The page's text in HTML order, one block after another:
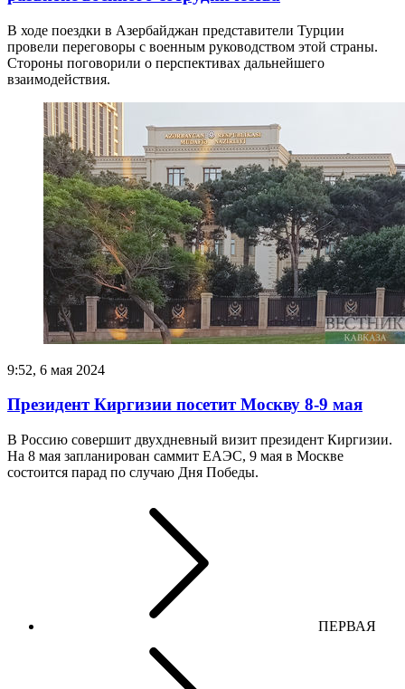
В ходе поездки в Азербайджан представители Турции
провели переговоры с военным руководством этой страны.
Стороны поговорили о перспективах дальнейшего
взаимодействия.
9:52, 6 мая 2024
Президент Киргизии посетит Москву 8-9 мая
В Россию совершит двухдневный визит президент Киргизии.
На 8 мая запланирован саммит ЕАЭС, 9 мая в Москве
состоится парад по случаю Дня Победы.
ПЕРВАЯ